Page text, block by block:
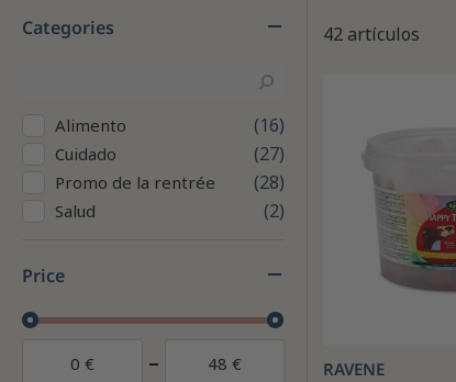
Categories
Alimento 16
Cuidado 27
Promo de la rentrée 28
Salud 2
Price
0 € 48 €
42 artículos
RAVENE